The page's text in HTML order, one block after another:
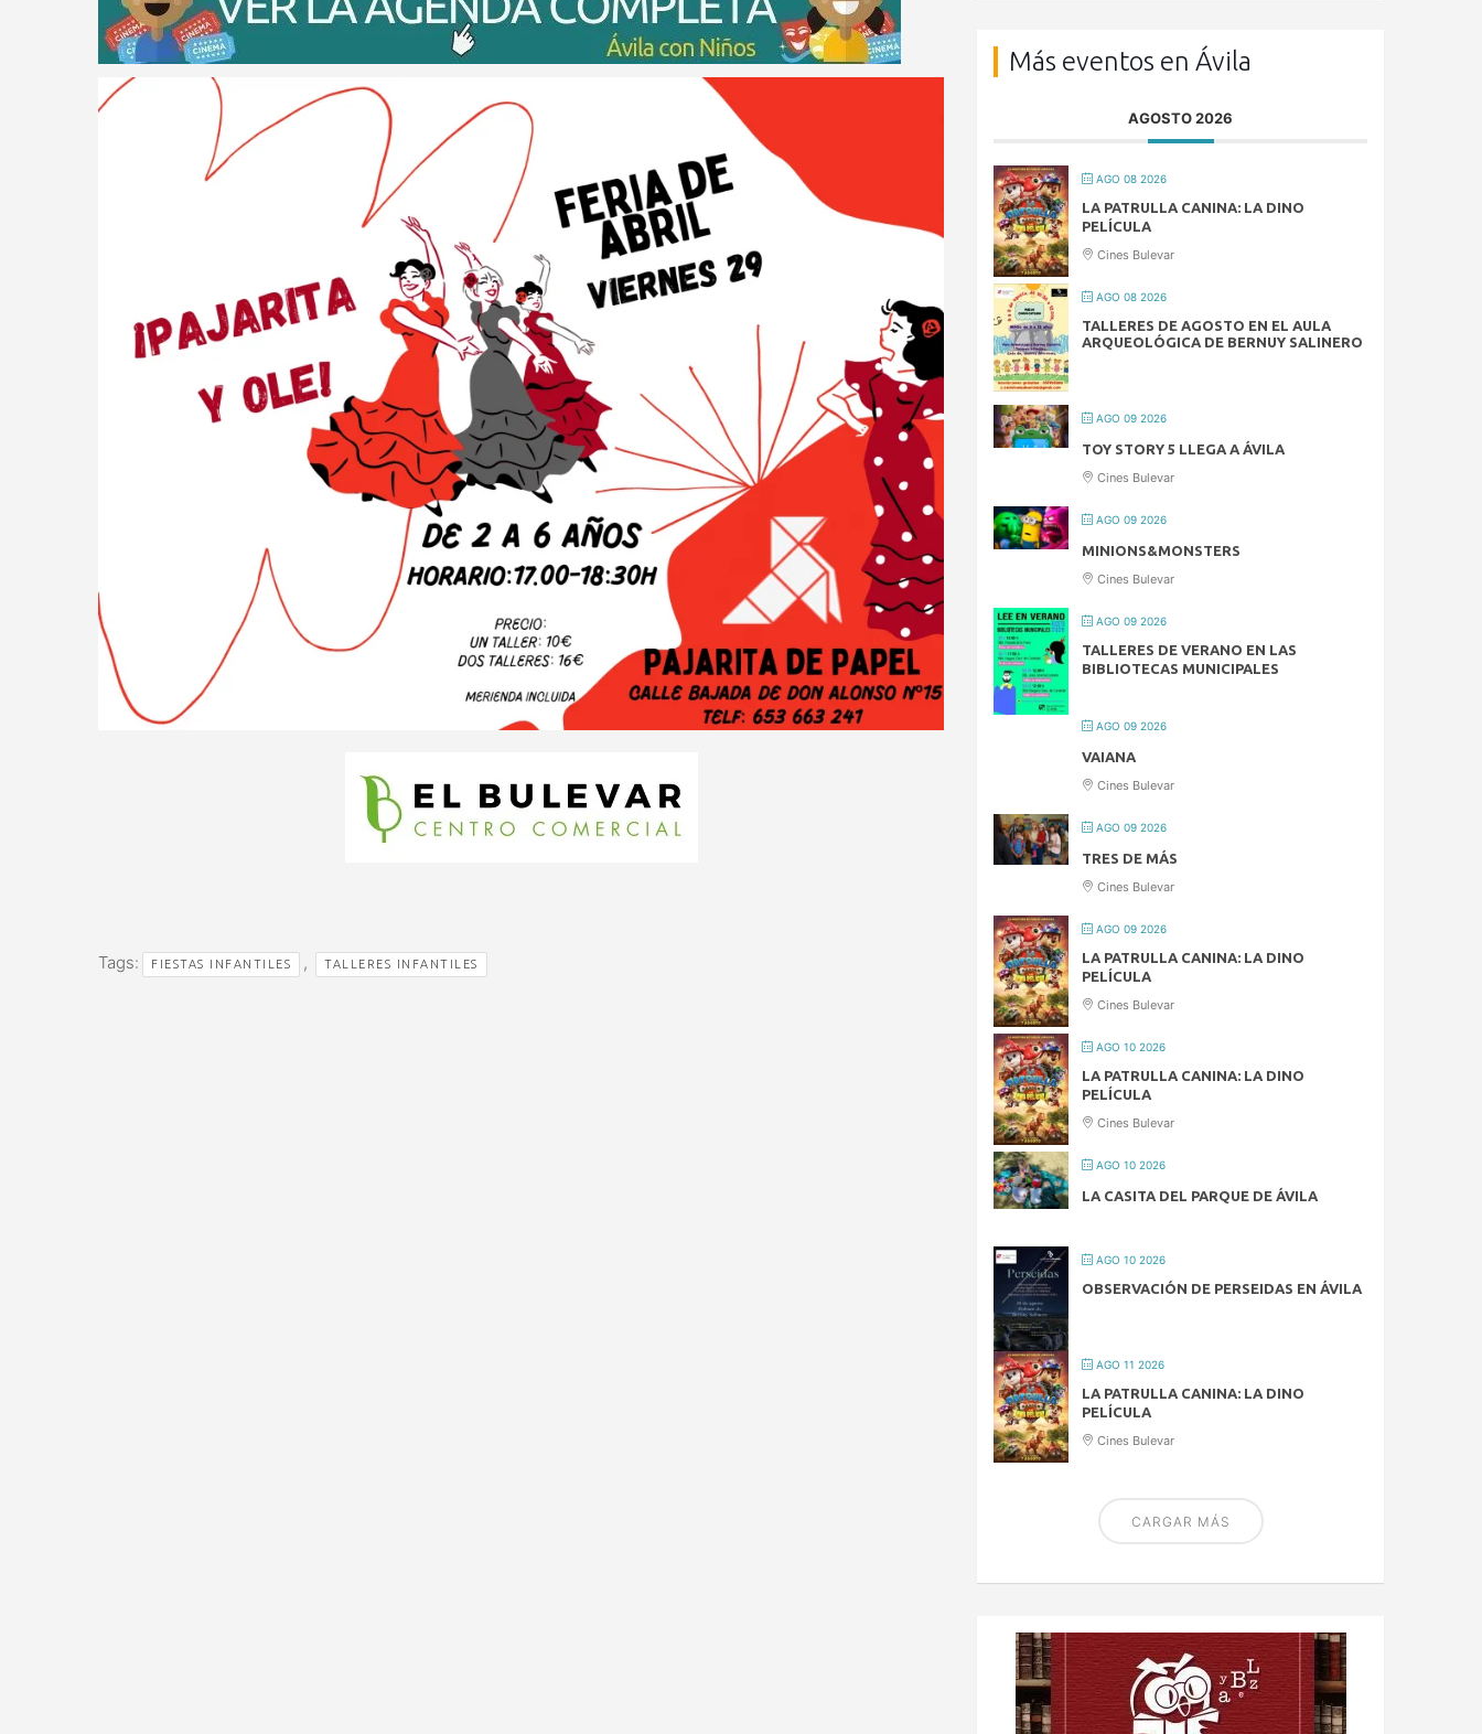
Tags: FIESTAS INFANTILES , TALLERES INFANTILES
Más eventos en Ávila
AGOSTO 2026
AGO 08 2026
LA PATRULLA CANINA: LA DINO
PELÍCULA
Cines Bulevar
AGO 08 2026
TALLERES DE AGOSTO EN EL AULA
ARQUEOLÓGICA DE BERNUY SALINERO
AGO 09 2026
TOY STORY 5 LLEGA A ÁVILA
Cines Bulevar
AGO 09 2026
MINIONS&MONSTERS
Cines Bulevar
AGO 09 2026
TALLERES DE VERANO EN LAS
BIBLIOTECAS MUNICIPALES
AGO 09 2026
VAIANA
Cines Bulevar
AGO 09 2026
TRES DE MÁS
Cines Bulevar
AGO 09 2026
LA PATRULLA CANINA: LA DINO
PELÍCULA
Cines Bulevar
AGO 10 2026
LA PATRULLA CANINA: LA DINO
PELÍCULA
Cines Bulevar
AGO 10 2026
LA CASITA DEL PARQUE DE ÁVILA
AGO 10 2026
OBSERVACIÓN DE PERSEIDAS EN ÁVILA
AGO 11 2026
LA PATRULLA CANINA: LA DINO
PELÍCULA
Cines Bulevar
CARGAR MÁS